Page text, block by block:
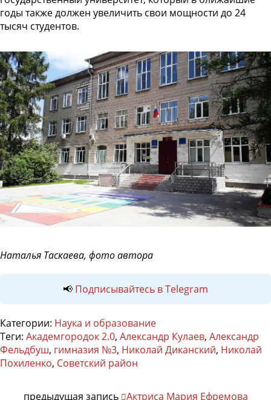
годы также должен увеличить свои мощности до 24
тысяч студентов.
Наталья Таскаева, фото автора
📢 Подписывайтесь в Telegram
Категории: Наука и образование
Теги: Академгородок 2.0, Александр Кулаев, Александр
Фельдбуш, гимназия №3, Николай Диканский, Николай
Похиленко, Советский район
предыдущая запись Актриса Мария Ефремова